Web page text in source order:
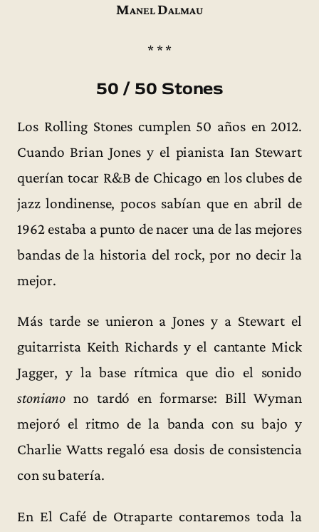
Manel Dalmau
* * *
50 / 50 Stones
Los Rolling Stones cumplen 50 años en 2012.
Cuando Brian Jones y el pianista Ian Stewart
querían tocar R&B de Chicago en los clubes de
jazz londinense, pocos sabían que en abril de
1962 estaba a punto de nacer una de las mejores
bandas de la historia del rock, por no decir la
mejor.
Más tarde se unieron a Jones y a Stewart el
guitarrista Keith Richards y el cantante Mick
Jagger, y la base rítmica que dio el sonido
stoniano no tardó en formarse: Bill Wyman
mejoró el ritmo de la banda con su bajo y
Charlie Watts regaló esa dosis de consistencia
con su batería.
En El Café de Otraparte contaremos toda la